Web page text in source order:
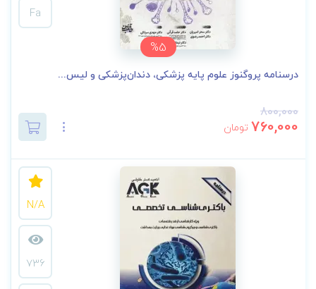
%5
Fa
درسنامه پروگنوز علوم پایه پزشکی، دندان‌پزشکی و لیس...
800,000
760,000 تومان
N/A
736